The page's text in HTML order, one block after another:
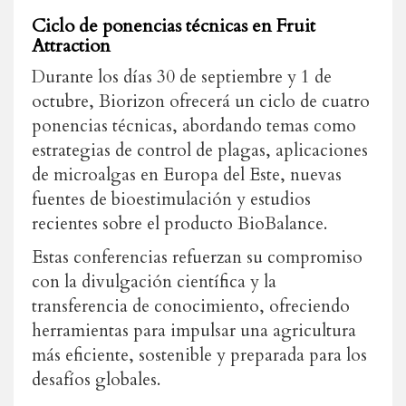
Ciclo de ponencias técnicas en Fruit
Attraction
Durante los días 30 de septiembre y 1 de
octubre, Biorizon ofrecerá un ciclo de cuatro
ponencias técnicas, abordando temas como
estrategias de control de plagas, aplicaciones
de microalgas en Europa del Este, nuevas
fuentes de bioestimulación y estudios
recientes sobre el producto BioBalance.
Estas conferencias refuerzan su compromiso
con la divulgación científica y la
transferencia de conocimiento, ofreciendo
herramientas para impulsar una agricultura
más eficiente, sostenible y preparada para los
desafíos globales.